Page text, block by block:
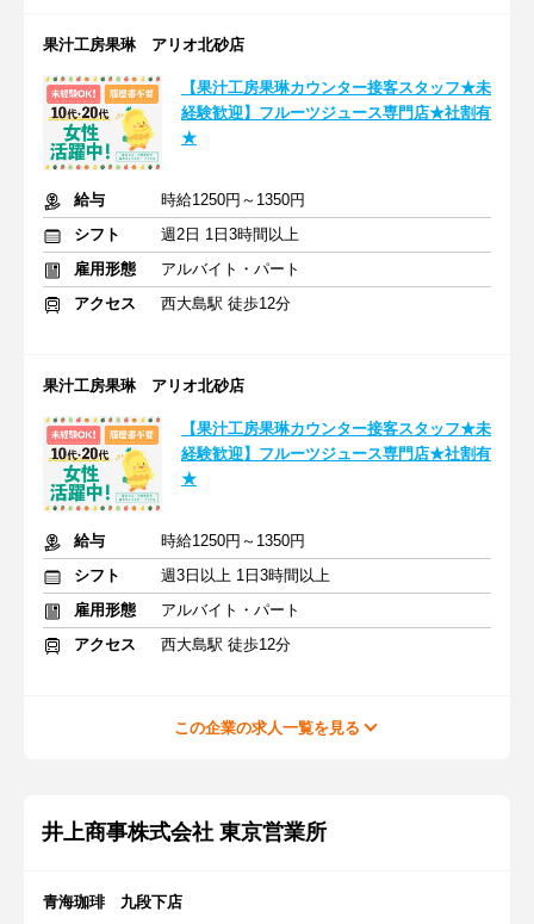
果汁工房果琳 アリオ北砂店
【果汁工房果琳カウンター接客スタッフ★未
経験歓迎】フルーツジュース専門店★社割有
★
給与
時給1250円～1350円
シフト
週2日 1日3時間以上
雇用形態
アルバイト・パート
アクセス
西大島駅 徒歩12分
果汁工房果琳 アリオ北砂店
【果汁工房果琳カウンター接客スタッフ★未
経験歓迎】フルーツジュース専門店★社割有
★
給与
時給1250円～1350円
シフト
週3日以上 1日3時間以上
雇用形態
アルバイト・パート
アクセス
西大島駅 徒歩12分
この企業の求人一覧を見る
井上商事株式会社 東京営業所
青海珈琲 九段下店